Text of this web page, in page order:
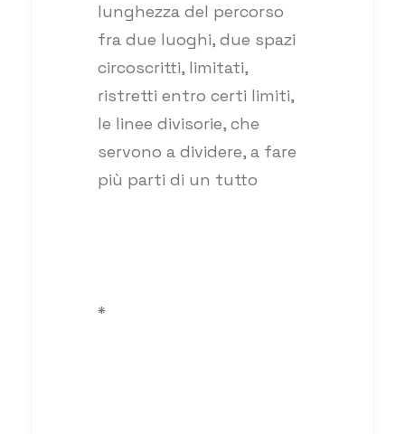
lunghezza del percorso
fra due luoghi, due spazi
circoscritti, limitati,
ristretti entro certi limiti,
le linee divisorie, che
servono a dividere, a fare
più parti di un tutto
*